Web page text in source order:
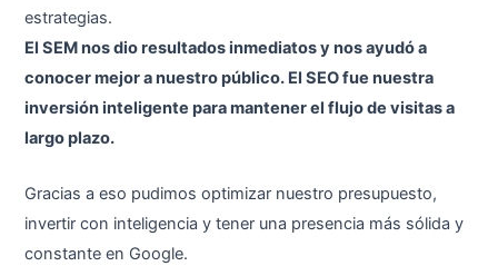
estrategias.
El SEM nos dio resultados inmediatos y nos ayudó a
conocer mejor a nuestro público. El SEO fue nuestra
inversión inteligente para mantener el flujo de visitas a
largo plazo.
Gracias a eso pudimos optimizar nuestro presupuesto,
invertir con inteligencia y tener una presencia más sólida y
constante en Google.